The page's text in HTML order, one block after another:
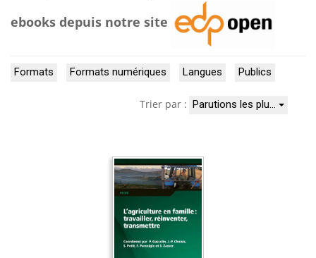
ebooks depuis notre site
Formats Formats numériques Langues Publics
Trier par : Parutions les plu…